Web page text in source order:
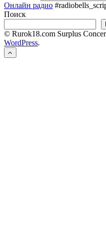
Онлайн радио
Поиск
© Rurok18.com Surplus
WordPress.